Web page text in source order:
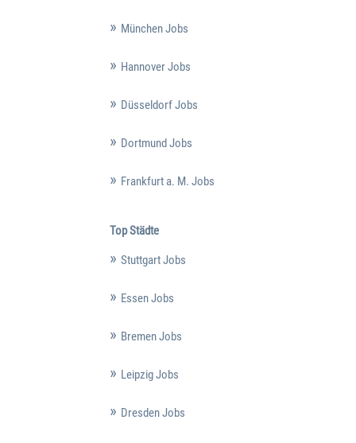
München Jobs
Hannover Jobs
Düsseldorf Jobs
Dortmund Jobs
Frankfurt a. M. Jobs
Top Städte
Stuttgart Jobs
Essen Jobs
Bremen Jobs
Leipzig Jobs
Dresden Jobs